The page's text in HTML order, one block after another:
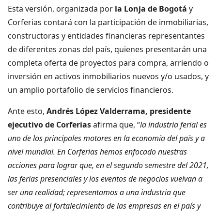
Esta versión, organizada por la Lonja de Bogotá y
Corferias contará con la participación de inmobiliarias,
constructoras y entidades financieras representantes
de diferentes zonas del país, quienes presentarán una
completa oferta de proyectos para compra, arriendo o
inversión en activos inmobiliarios nuevos y/o usados, y
un amplio portafolio de servicios financieros.
Ante esto, Andrés López Valderrama, presidente
ejecutivo de Corferiasafirma que, “la industria ferial es
uno de los principales motores en la economía del país y a
nivel mundial. En Corferias hemos enfocado nuestras
acciones para lograr que, en el segundo semestre del 2021,
las ferias presenciales y los eventos de negocios vuelvan a
ser una realidad;representamos a una industria que
contribuye al fortalecimiento de las empresas en el país y